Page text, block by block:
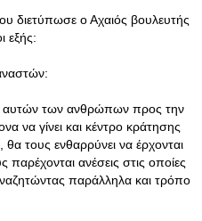
διετύπωσε ο Αχαιός βουλευτής
εξής:
αυτών των ανθρώπων προς την
να γίνει και κέντρο κράτησης
τους ενθαρρύνει να έρχονται
παρέχονται ανέσεις στις οποίες
παράλληλα και τρόπο